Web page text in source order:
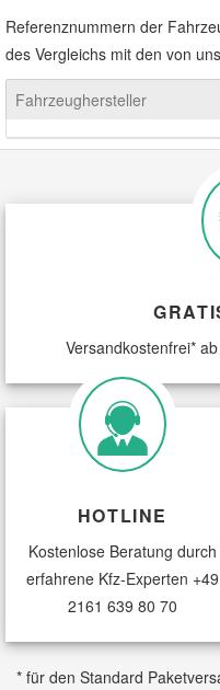
Referenznummern der
des Vergleichs mit den von
Fahrzeughersteller
Versandkostenfrei*
HOTLINE
Kostenlose Beratung durch
erfahrene Kfz-Experten +49
2161 639 80 70
* für den Standard
Smart Ersatzteile
Vauxhall Ersatzteile
Volvo Ersatzteile